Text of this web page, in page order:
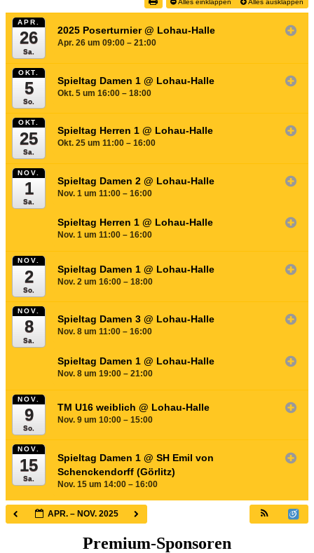
Alles einklappen Alles ausklappen
APR.
26
Sa.
2025 Poserturnier@ Lohau-Halle
Apr. 26 um 09:00 – 21:00
OKT.
5
So.
Spieltag Damen 1@ Lohau-Halle
Okt. 5 um 16:00 – 18:00
OKT.
25
Sa.
Spieltag Herren 1@ Lohau-Halle
Okt. 25 um 11:00 – 16:00
NOV.
1
Sa.
Spieltag Damen 2@ Lohau-Halle
Nov. 1 um 11:00 – 16:00
Spieltag Herren 1@ Lohau-Halle
Nov. 1 um 11:00 – 16:00
NOV.
2
So.
Spieltag Damen 1@ Lohau-Halle
Nov. 2 um 16:00 – 18:00
NOV.
8
Sa.
Spieltag Damen 3@ Lohau-Halle
Nov. 8 um 11:00 – 16:00
Spieltag Damen 1@ Lohau-Halle
Nov. 8 um 19:00 – 21:00
NOV.
9
So.
TM U16 weiblich@ Lohau-Halle
Nov. 9 um 10:00 – 15:00
NOV.
15
Sa.
Spieltag Damen 1@ SH Emil von
Schenckendorff (Görlitz)
Nov. 15 um 14:00 – 16:00
APR. – NOV. 2025
Premium-Sponsoren